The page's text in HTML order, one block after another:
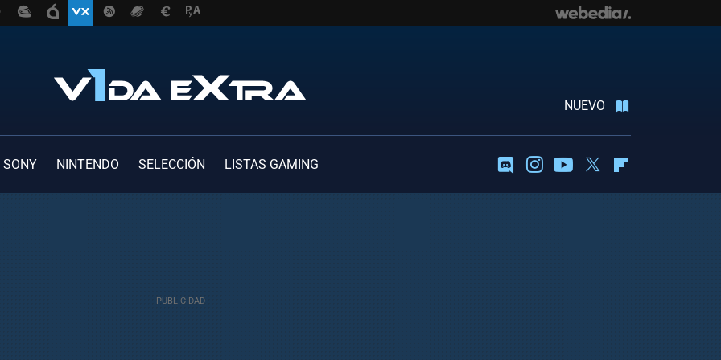
NUEVO
SONY NINTENDO SELECCIÓN LISTAS GAMING DiscordInstagramYoutubeTwitter